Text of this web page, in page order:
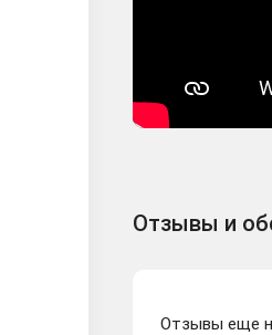
Отзывы и
Отзывы еще